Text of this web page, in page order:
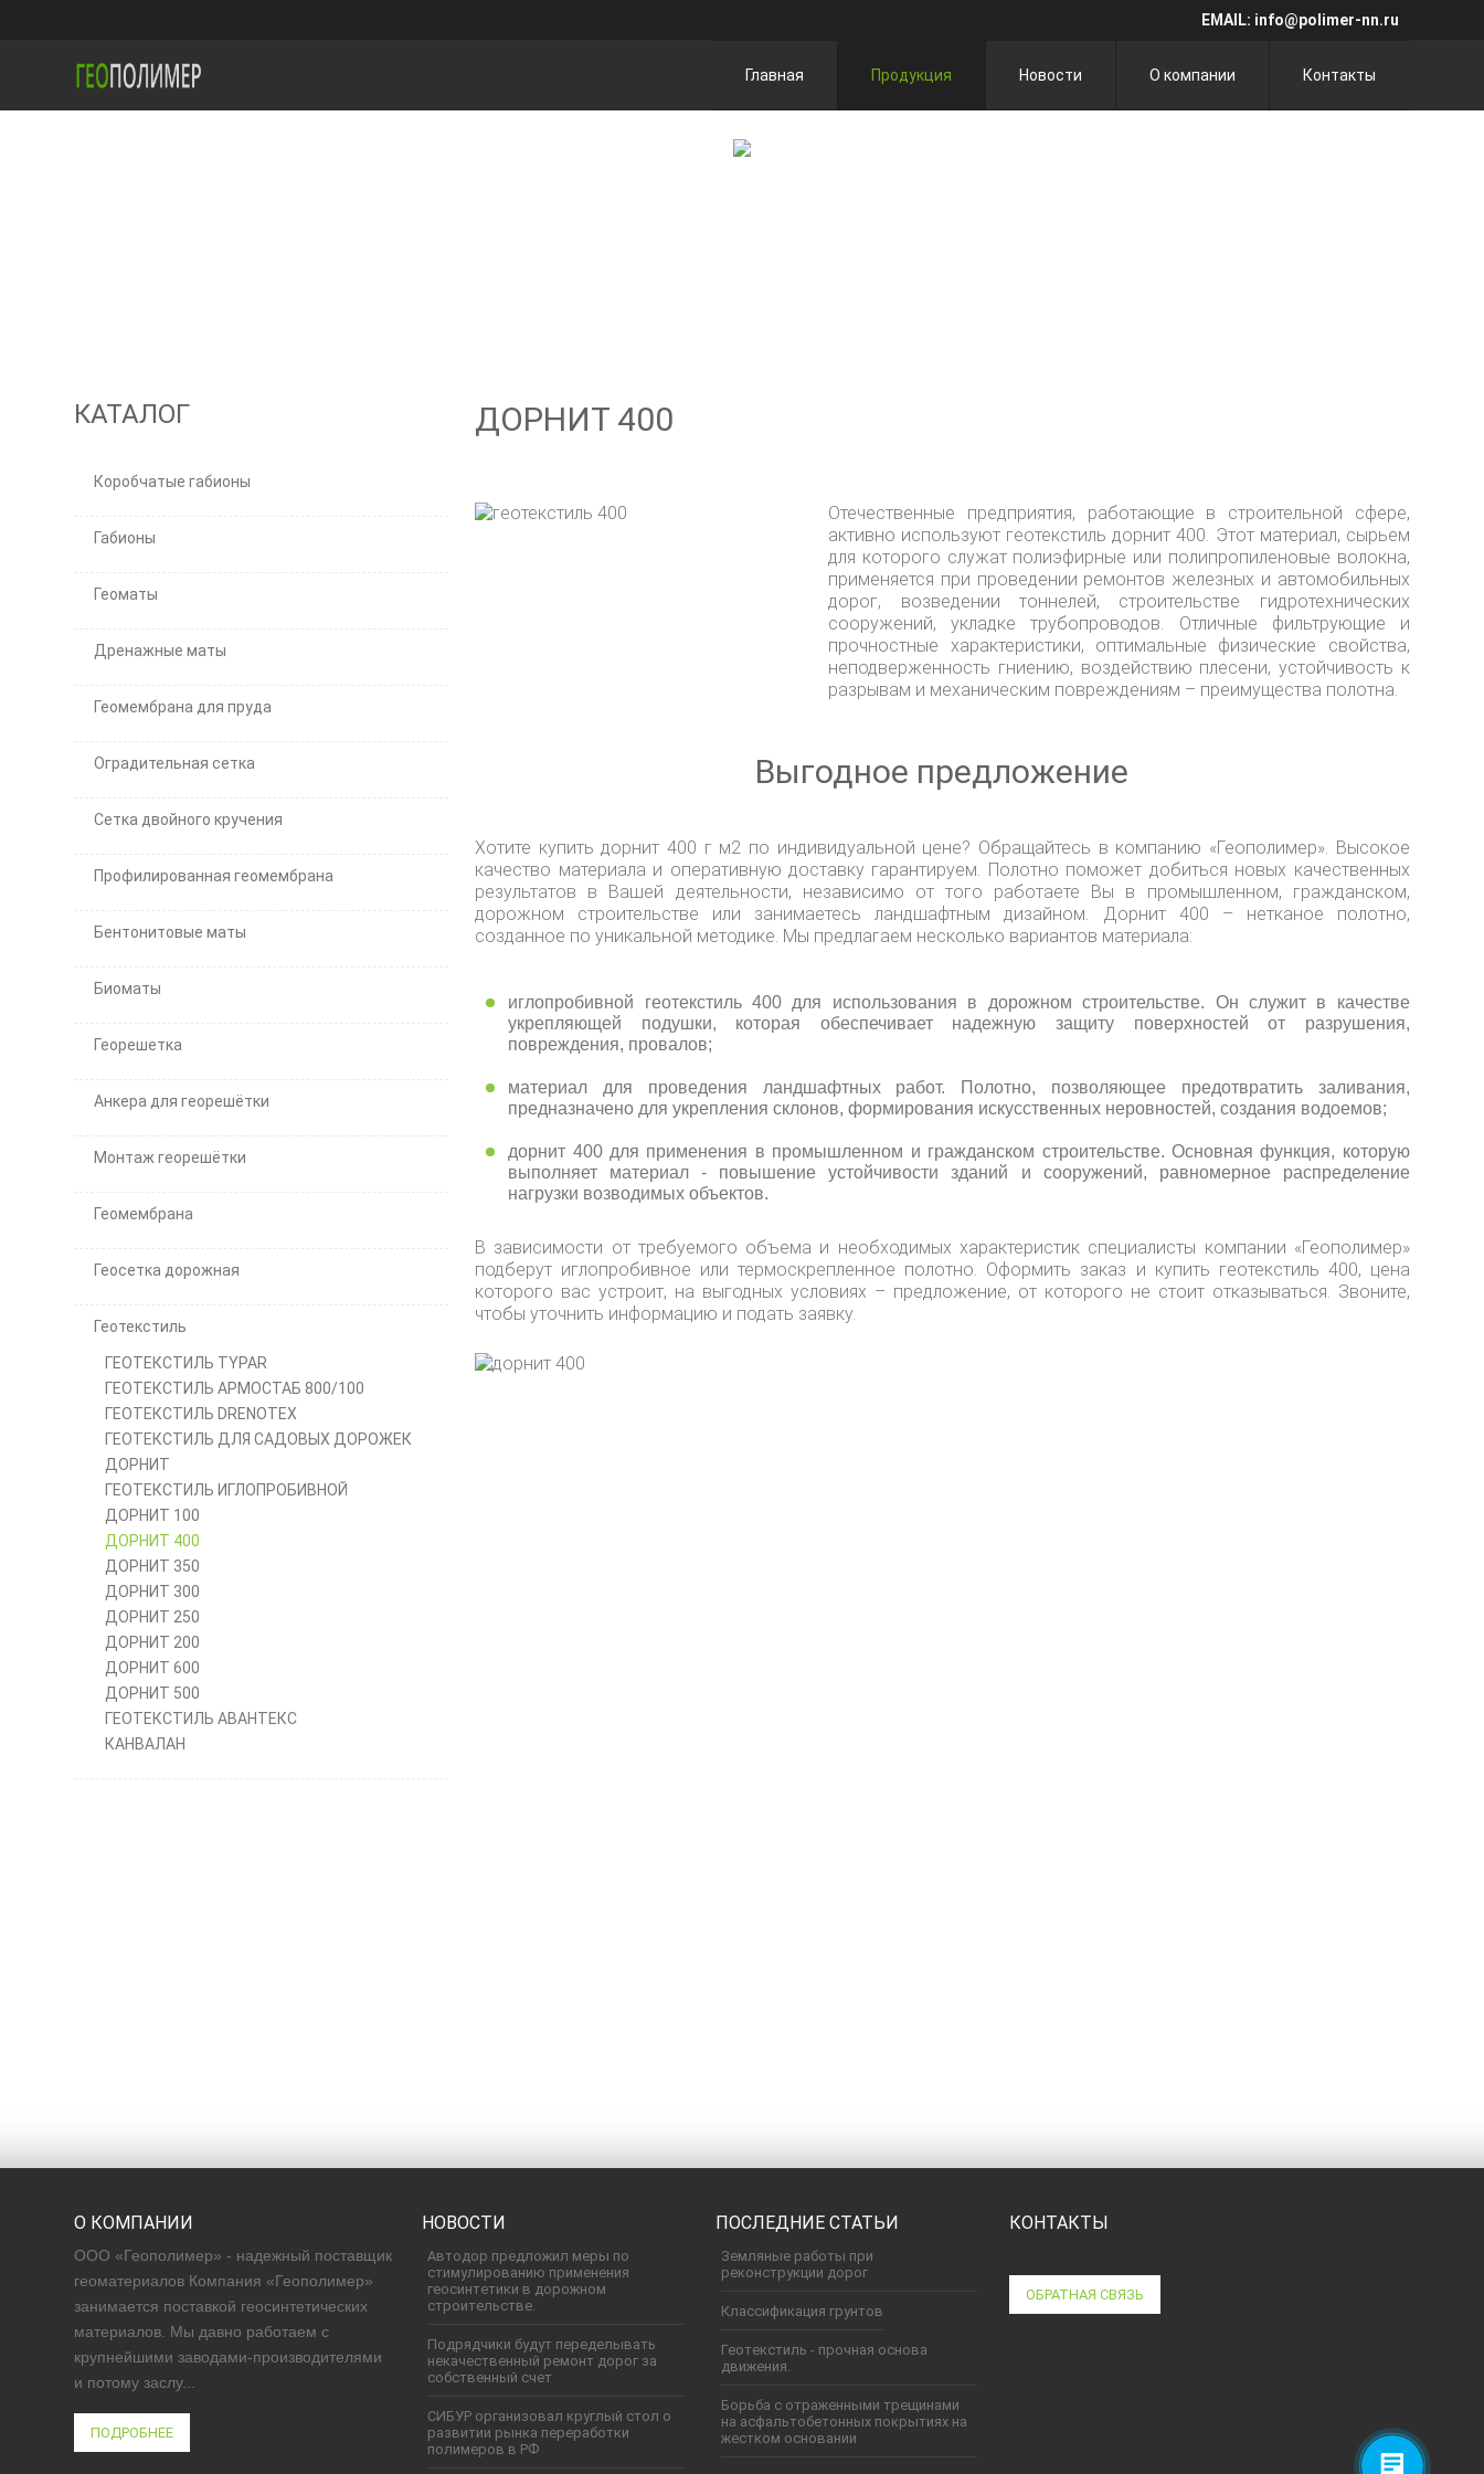
EMAIL: info@polimer-nn.ru
Главная Продукция Новости О компании Контакты
КАТАЛОГ
Коробчатые габионы
Габионы
Геоматы
Дренажные маты
Геомембрана для пруда
Оградительная сетка
Сетка двойного кручения
Профилированная геомембрана
Бентонитовые маты
Биоматы
Георешетка
Анкера для георешётки
Монтаж георешётки
Геомембрана
Геосетка дорожная
Геотекстиль
ГЕОТЕКСТИЛЬ TYPAR
ГЕОТЕКСТИЛЬ АРМОСТАБ 800/100
ГЕОТЕКСТИЛЬ DRENOTEX
ГЕОТЕКСТИЛЬ ДЛЯ САДОВЫХ ДОРОЖЕК
ДОРНИТ
ГЕОТЕКСТИЛЬ ИГЛОПРОБИВНОЙ
ДОРНИТ 100
ДОРНИТ 400
ДОРНИТ 350
ДОРНИТ 300
ДОРНИТ 250
ДОРНИТ 200
ДОРНИТ 600
ДОРНИТ 500
ГЕОТЕКСТИЛЬ АВАНТЕКС
КАНВАЛАН
ДОРНИТ 400
Отечественные предприятия, работающие в строительной сфере,
активно используют геотекстиль дорнит 400. Этот материал, сырьем
для которого служат полиэфирные или полипропиленовые волокна,
применяется при проведении ремонтов железных и автомобильных
дорог, возведении тоннелей, строительстве гидротехнических
сооружений, укладке трубопроводов. Отличные фильтрующие и
прочностные характеристики, оптимальные физические свойства,
неподверженность гниению, воздействию плесени, устойчивость к
разрывам и механическим повреждениям – преимущества полотна.
Выгодное предложение
Хотите купить дорнит 400 г м2 по индивидуальной цене? Обращайтесь в компанию «Геополимер». Высокое
качество материала и оперативную доставку гарантируем. Полотно поможет добиться новых качественных
результатов в Вашей деятельности, независимо от того работаете Вы в промышленном, гражданском,
дорожном строительстве или занимаетесь ландшафтным дизайном. Дорнит 400 – нетканое полотно,
созданное по уникальной методике. Мы предлагаем несколько вариантов материала:
иглопробивной геотекстиль 400 для использования в дорожном строительстве. Он служит в качестве
укрепляющей подушки, которая обеспечивает надежную защиту поверхностей от разрушения,
повреждения, провалов;
материал для проведения ландшафтных работ. Полотно, позволяющее предотвратить заливания,
предназначено для укрепления склонов, формирования искусственных неровностей, создания водоемов;
дорнит 400 для применения в промышленном и гражданском строительстве. Основная функция, которую
выполняет материал - повышение устойчивости зданий и сооружений, равномерное распределение
нагрузки возводимых объектов.
В зависимости от требуемого объема и необходимых характеристик специалисты компании «Геополимер»
подберут иглопробивное или термоскрепленное полотно. Оформить заказ и купить геотекстиль 400, цена
которого вас устроит, на выгодных условиях – предложение, от которого не стоит отказываться. Звоните,
чтобы уточнить информацию и подать заявку.
О КОМПАНИИ
ООО «Геополимер» - надежный поставщик
геоматериалов Компания «Геополимер»
занимается поставкой геосинтетических
материалов. Мы давно работаем с
крупнейшими заводами-производителями
и потому заслу...
ПОДРОБНЕЕ
НОВОСТИ
Автодор предложил меры по
стимулированию применения
геосинтетики в дорожном
строительстве.
Подрядчики будут переделывать
некачественный ремонт дорог за
собственный счет
СИБУР организовал круглый стол о
развитии рынка переработки
полимеров в РФ
ПОСЛЕДНИЕ СТАТЬИ
Земляные работы при
реконструкции дорог
Классификация грунтов
Геотекстиль - прочная основа
движения.
Борьба с отраженными трещинами
на асфальтобетонных покрытиях на
жестком основании
КОНТАКТЫ
ОБРАТНАЯ СВЯЗЬ